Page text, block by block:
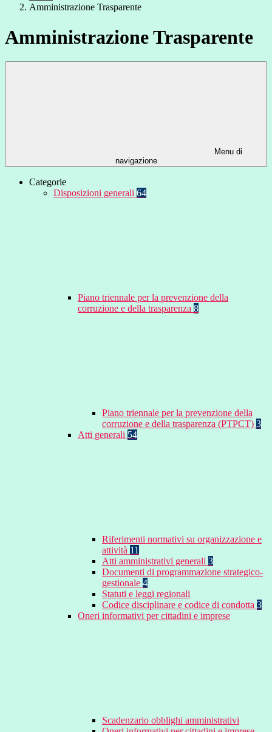
Amministrazione Trasparente
Amministrazione Trasparente
Menu di
navigazione
Categorie
Disposizioni generali 64
Piano triennale per la prevenzione della
corruzione e della trasparenza 8
Piano triennale per la prevenzione della
corruzione e della trasparenza (PTPCT) 3
Atti generali 54
Riferimenti normativi su organizzazione e
attività 11
Atti amministrativi generali 3
Documenti di programmazione strategico-
gestionale 4
Statuti e leggi regionali
Codice disciplinare e codice di condotta 3
Oneri informativi per cittadini e imprese
Scadenzario obblighi amministrativi